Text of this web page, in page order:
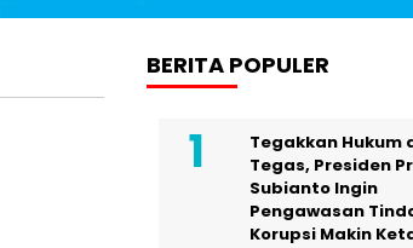
BERITA POPULER
Tegakkan Hukum
Tegas, Presiden
Subianto Ingin
Pengawasan
Korupsi Makin